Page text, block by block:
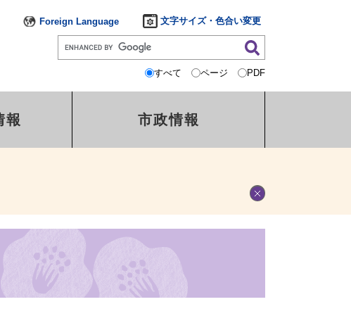
Foreign Language 文字サイズ・色合い変更
すべて ページ PDF
報 市政情報